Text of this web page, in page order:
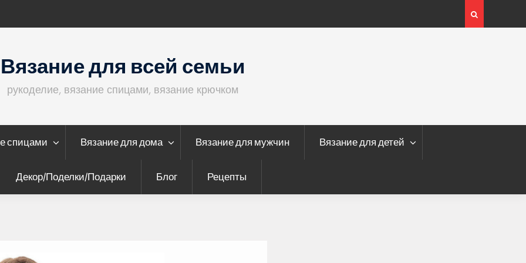
“Спирали”
Вязание для всей семьи
рукоделие, вязание спицами, вязание крючком
спицами Вязание для дома Вязание для мужчин Вязание для детей
Декор/Поделки/Подарки Блог Рецепты